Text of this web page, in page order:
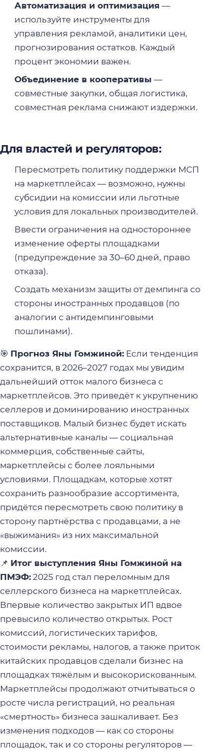
Автоматизация и оптимизация —
используйте инструменты для
управления рекламой, аналитики цен,
прогнозирования остатков. Каждый
процент экономии важен.
Объединение в кооперативы —
совместные закупки, общая логистика,
совместная реклама снижают издержки.
Для властей и регуляторов:
Пересмотреть политику поддержки МСП
на маркетплейсах — возможно, нужны
субсидии на комиссии или льготные
условия для локальных производителей.
Ввести ограничения на одностороннее
изменение оферты площадками
(предупреждение за 30–60 дней, право
отказа).
Создать механизм защиты от демпинга со
стороны иностранных продавцов (по
аналогии с антидемпинговыми
пошлинами).
🎯 Прогноз Яны Гомжиной: Если тенденция
сохранится, в 2026–2027 годах мы увидим
дальнейший отток малого бизнеса с
маркетплейсов. Это приведёт к укрупнению
селлеров и доминированию иностранных
поставщиков. Малый бизнес будет искать
альтернативные каналы — социальная
коммерция, собственные сайты,
маркетплейсы с более лояльными
условиями. Площадкам, которые хотят
сохранить разнообразие ассортимента,
придётся пересмотреть свою политику в
сторону партнёрства с продавцами, а не
«выжимания» из них максимальной
комиссии.
📌 Итог выступления Яны Гомжиной на
ПМЭФ: 2025 год стал переломным для
селлерского бизнеса на маркетплейсах.
Впервые количество закрытых ИП вдвое
превысило количество открытых. Рост
комиссий, логистических тарифов,
стоимости рекламы, налогов, а также приток
китайских продавцов сделали бизнес на
площадках тяжёлым и высокорискованным.
Маркетплейсы продолжают отчитываться о
росте числа регистраций, но реальная
«смертность» бизнеса зашкаливает. Без
изменения подходов — как со стороны
площадок, так и со стороны регуляторов —